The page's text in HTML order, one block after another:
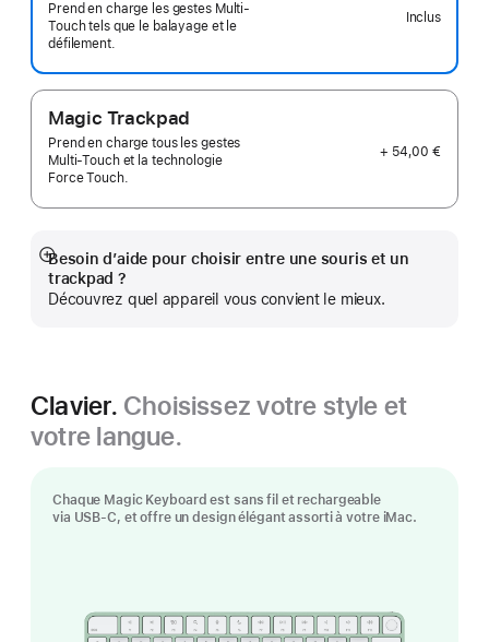
Prend en charge les gestes Multi-
Touch tels que le balayage et le
défilement.
Inclus
Magic Trackpad
Prend en charge tous les gestes
Multi‑Touch et la technologie
Force Touch.
+ 54,00 €
Besoin d’aide pour choisir entre une souris et un
trackpad ?
Découvrez quel appareil vous convient le mieux.
Afficher
plus
Clavier. Choisissez votre style et
votre langue.
Chaque Magic Keyboard est sans fil et rechargeable
via USB-C, et offre un design élégant assorti à votre iMac.